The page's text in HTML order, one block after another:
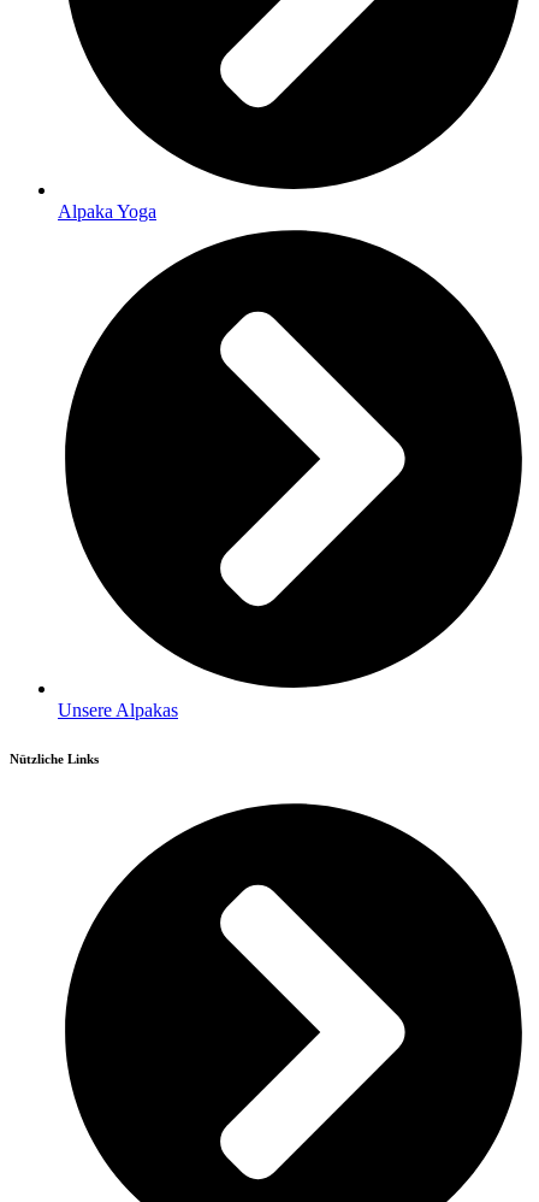
Alpaka Yoga
Unsere Alpakas
Nützliche Links